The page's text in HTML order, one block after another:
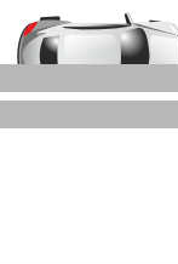
können